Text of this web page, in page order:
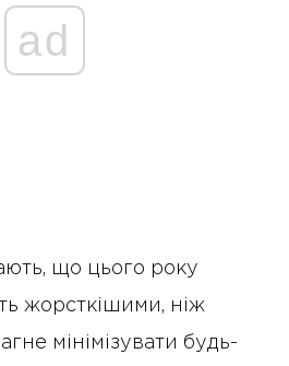
ad
що цього року
жорсткішими, ніж
мінімізувати будь-